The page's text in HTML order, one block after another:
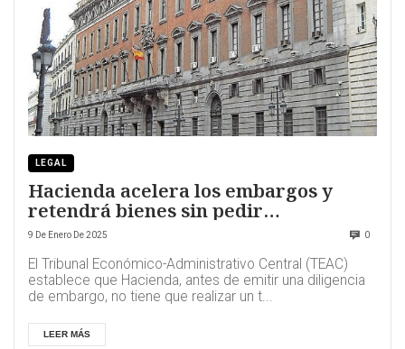
LEGAL
Hacienda acelera los embargos y
retendrá bienes sin pedir
información previa
9 De Enero De 2025 0
El Tribunal Económico-Administrativo Central (TEAC)
establece que Hacienda, antes de emitir una diligencia
de embargo, no tiene que realizar un t...
LEER MÁS